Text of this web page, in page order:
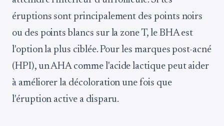
éruptions sont principalement des points noirs
ou des points blancs sur la zone T, le BHA est
l'option la plus ciblée. Pour les marques post-acné
(HPI), un AHA comme l'acide lactique peut aider
à améliorer la décoloration une fois que
l'éruption active a disparu.